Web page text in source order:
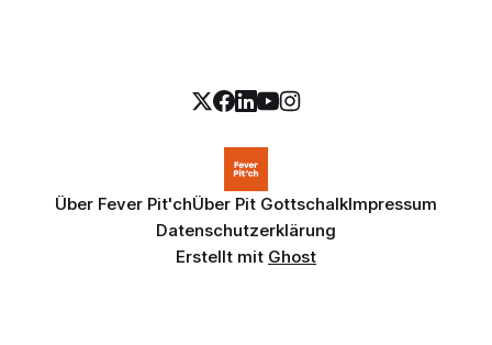
Über Fever Pit'chÜber Pit GottschalkImpressum
Datenschutzerklärung
Erstellt mit Ghost